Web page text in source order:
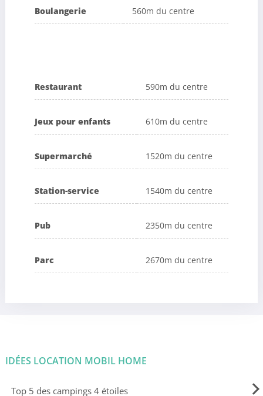
Boulangerie 560m du centre
Restaurant 590m du centre
Jeux pour enfants 610m du centre
Supermarché 1520m du centre
Station-service 1540m du centre
Pub 2350m du centre
Parc 2670m du centre
IDÉES LOCATION MOBIL HOME
Top 5 des campings 4 étoiles